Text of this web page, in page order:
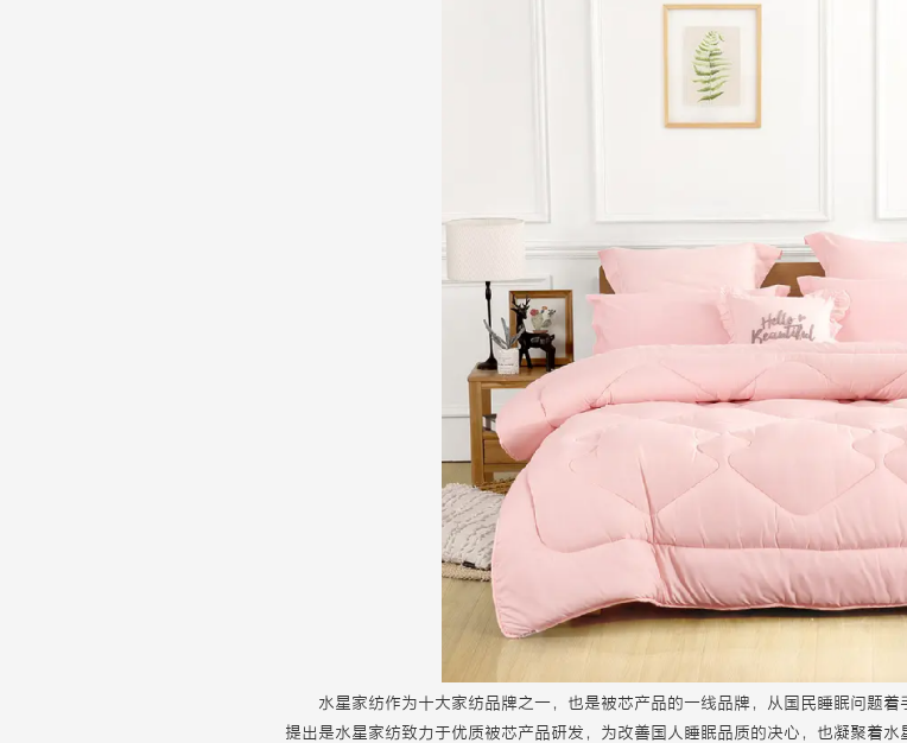
水星家纺作为十大家纺品牌之一，也是被芯产品的一线品牌，从国民睡眠问题
提出是水星家纺致力于优质被芯产品研发，为改善国人睡眠品质的决心，也凝聚着